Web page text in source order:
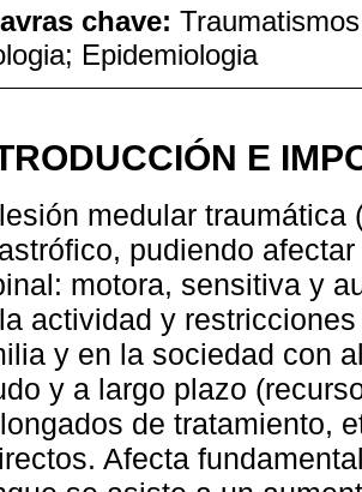
chave:
Epidemiologia
E
medular
pudiendo
motora, sensitiva y
actividad y
y en la sociedad con
y a largo plazo
de tratamiento,
Afecta